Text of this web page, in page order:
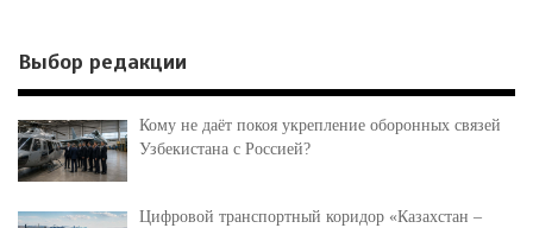
Выбор редакции
Кому не даёт покоя укрепление оборонных связей
Узбекистана с Россией?
Цифровой транспортный коридор «Казахстан –